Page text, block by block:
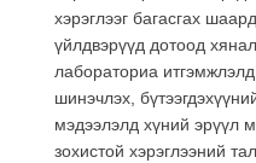
хэрэглээг багасгах
үйлдвэрүүд дотоод
лабораториа
шинэчлэх,
мэдээлэлд хүний эрүүл
зохистой хэрэглээний